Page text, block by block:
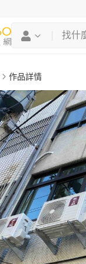
作品詳情